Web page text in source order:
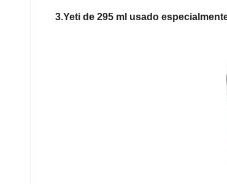
3.Yeti de 295 ml usado